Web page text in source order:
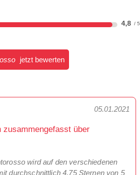
4,8
jetzt bewerten
05.01.2021
zusammengefasst über
wird auf den verschiedenen
durchschnittlich 4,75 Sternen von 5